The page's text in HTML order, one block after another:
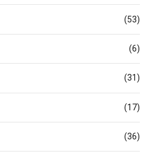
(53)
(6)
(31)
(17)
(36)